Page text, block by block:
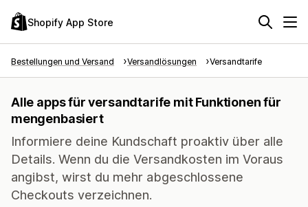
Shopify App Store
Bestellungen und Versand Versandlösungen Versandtarife
Alle apps für versandtarife mit Funktionen für
mengenbasiert
Informiere deine Kundschaft proaktiv über alle
Details. Wenn du die Versandkosten im Voraus
angibst, wirst du mehr abgeschlossene
Checkouts verzeichnen.